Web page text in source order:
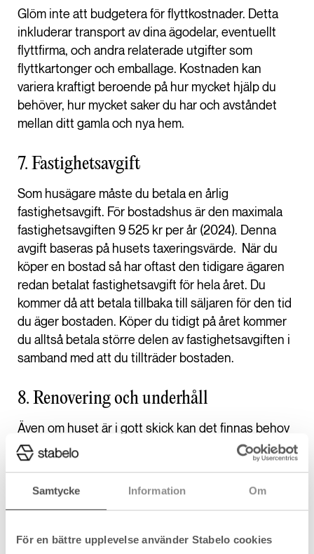
Samtycke Information Om
För en bättre upplevelse använder Stabelo cookies
Glöm inte att budgetera för flyttkostnader. Detta
inkluderar transport av dina ägodelar, eventuellt
flyttfirma, och andra relaterade utgifter som
flyttkartonger och emballage. Kostnaden kan
variera kraftigt beroende på hur mycket hjälp du
behöver, hur mycket saker du har och avståndet
mellan ditt gamla och nya hem.
7. Fastighetsavgift
Som husägare måste du betala en årlig
fastighetsavgift. För bostadshus är den maximala
fastighetsavgiften 9 525 kr per år (2024). Denna
avgift baseras på husets taxeringsvärde. När du
köper en bostad så har oftast den tidigare ägaren
redan betalat fastighetsavgift för hela året. Du
kommer då att betala tillbaka till säljaren för den tid
du äger bostaden. Köper du tidigt på året kommer
du alltså betala större delen av fastighetsavgiften i
samband med att du tillträder bostaden.
8. Renovering och underhåll
Även om huset är i gott skick kan det finnas behov
av renoveringar eller uppdateringar. Det är därför
viktigt att budgetera för dessa utgifter, särskilt om
snabbt lägga till stora summor.
9. Driftkostnader